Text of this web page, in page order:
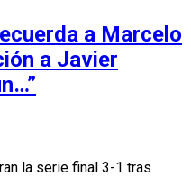
a Marcelo
a Javier
la serie final 3-1 tras